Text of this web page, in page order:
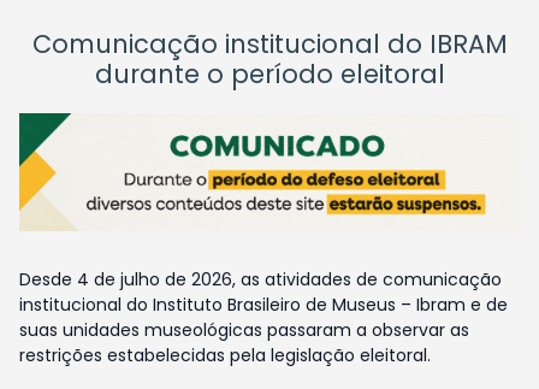
Comunicação institucional do IBRAM
durante o período eleitoral
Desde 4 de julho de 2026, as atividades de comunicação
institucional do Instituto Brasileiro de Museus – Ibram e de
suas unidades museológicas passaram a observar as
restrições estabelecidas pela legislação eleitoral.